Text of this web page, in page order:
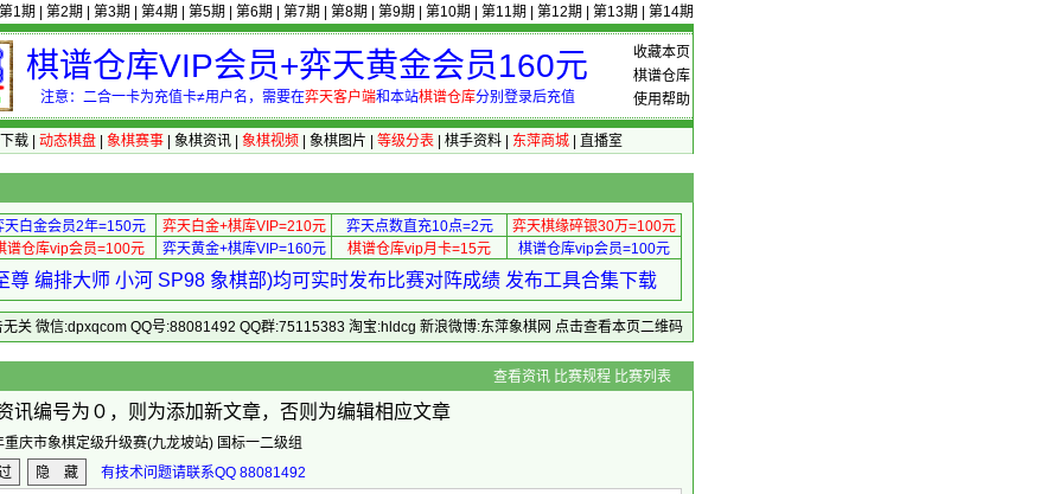
第1期 第2期 第3期 第4期 第5期 第6期 第7期 第8期 第9期 第10期 第11期 第12期 第13期 第14期
收藏本页
棋谱仓库
使用帮助
棋谱仓库VIP会员+弈天黄金会员160元
注意：二合一卡为充值卡≠用户名，需要在弈天客户端和本站棋谱仓库分别登录后充值
载| 动态棋盘| 象棋赛事| 象棋资讯| 象棋视频 象棋图片 等级分表| 棋手资料| 东萍商城| 直播室
天白金会员2年=150元 弈天白金+棋库VIP=210元 弈天点数直充10点=2元
弈天棋缘碎银30万=100元
谱仓库vip会员=100元 弈天黄金+棋库VIP=160元 棋谱仓库vip月卡=15元 棋谱仓库vip会员=100元
尊 编排大师 小河 SP98 象棋部)均可实时发布比赛对阵成绩 发布工具合集下载
关 微信:dpxqcom QQ号:88081492 QQ群:75115383 淘宝:hldcg 新浪微博:东萍象棋网 点击查看本页二维码
编辑资讯 查看资讯 比赛规程 比赛列表
讯编号为０，则为添加新文章，否则为编辑相应文章
庆市象棋定级升级赛(九龙坡站) 国标一二级组
隐 藏
有技术问题请联系QQ 88081492